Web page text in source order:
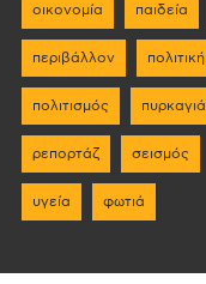
οικονομία παιδεία
περιβάλλον πολιτική
πολιτισμός πυρκαγιά
ρεπορτάζ σεισμός
υγεία φωτιά